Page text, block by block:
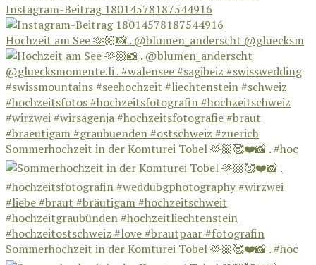
Instagram-Beitrag 18014578187544916
Hochzeit am See 🫶🏼📸 . @blumen_anderscht @gluecksm
Sommerhochzeit in der Komturei Tobel 🫶🏼🥰❤️📸 . #hoc
Sommerhochzeit in der Komturei Tobel 🫶🏼🥰❤️📸 . #hoc